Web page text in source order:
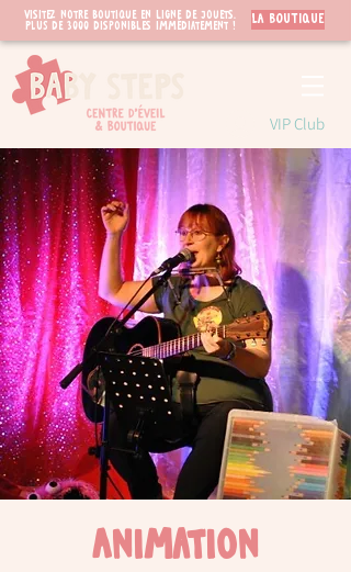
Visitez notre boutique en ligne de jouets.
PLUS de 3000 disponibles immédiatement !
LA BOUTIQUE
VIP Club
Animation